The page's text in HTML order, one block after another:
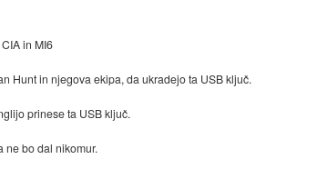
in MI6
Hunt in njegova ekipa, da ukradejo ta USB ključ.
prinese ta USB ključ.
ne bo dal nikomur.